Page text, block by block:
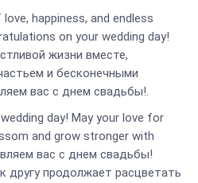
happiness, and endless
on your wedding day!
жизни вместе,
и бесконечными
вас с днем свадьбы!.
day! May your love for
and grow stronger with
вас с днем свадьбы!
другу продолжает расцветать